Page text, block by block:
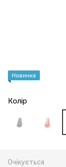
Новинка
Колір
Очікується